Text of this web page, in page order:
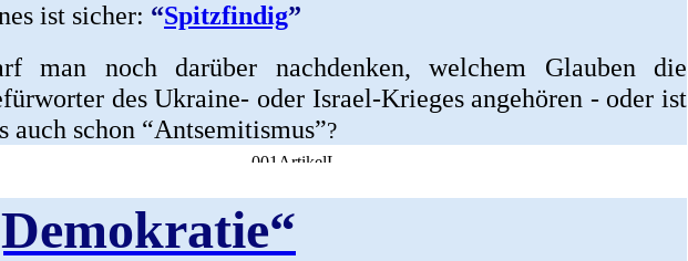
ist sicher: “Spitzfindig”
man noch darüber nachdenken, welchem Glauben die
des Ukraine- oder Israel-Krieges angehören - oder ist
auch schon “Antsemitismus”?